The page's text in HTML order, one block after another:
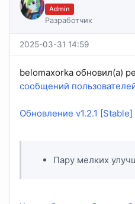
Admin
Разработчик
2025-03-31 14:59
belomaxorka обновил(а)
сообщений
Обновление v1.2.1 [Stable]
Пару мелких